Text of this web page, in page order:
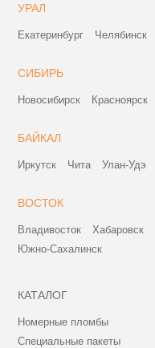
УРАЛ
Екатеринбург Челябинск
СИБИРЬ
Новосибирск Красноярск
БАЙКАЛ
Иркутск Чита Улан-Удэ
ВОСТОК
Владивосток Хабаровск
Южно-Сахалинск
КАТАЛОГ
Номерные пломбы
Специальные пакеты